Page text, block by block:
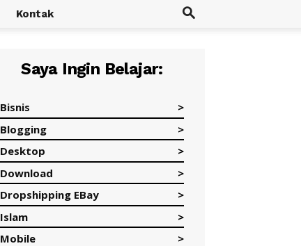
Kontak
Saya Ingin Belajar:
Bisnis
Blogging
Desktop
Download
Dropshipping EBay
Islam
Mobile